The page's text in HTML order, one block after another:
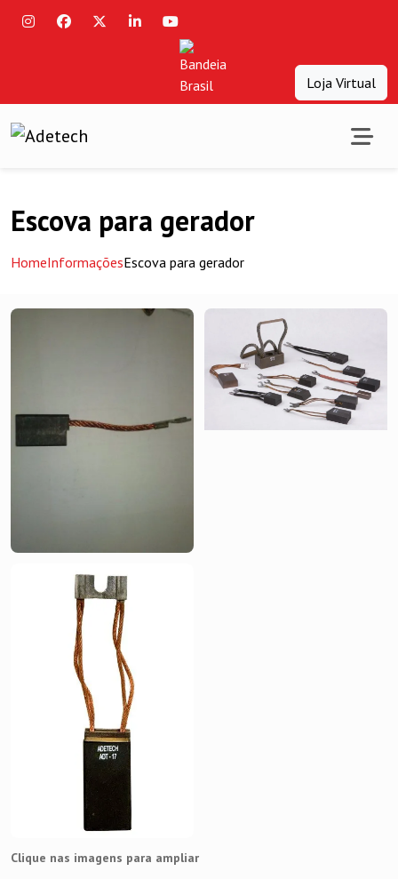
Loja Virtual
HomeInformaçõesEscova para gerador
Escova para gerador
Clique nas imagens para ampliar